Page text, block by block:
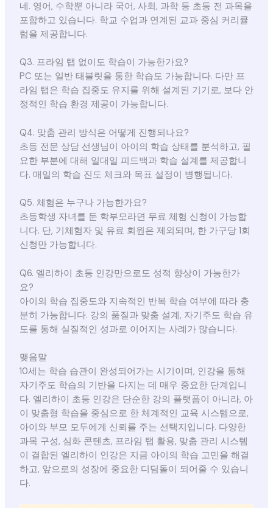
네. 영어, 수학뿐 아니라 국어, 사회, 과학 등 초등 전 과목을
포함하고 있습니다. 학교 수업과 연계된 교과 중심 커리큘
럼을 제공합니다.
Q3. 프라임 탭 없이도 학습이 가능한가요?
PC 또는 일반 태블릿을 통한 학습도 가능합니다. 다만 프
라임 탭은 학습 집중도 유지를 위해 설계된 기기로, 보다 안
정적인 학습 환경 제공이 가능합니다.
Q4. 맞춤 관리 방식은 어떻게 진행되나요?
초등 전문 상담 선생님이 아이의 학습 상태를 분석하고, 필
요한 부분에 대해 일대일 피드백과 학습 설계를 제공합니
다. 매일의 학습 진도 체크와 목표 설정이 병행됩니다.
Q5. 체험은 누구나 가능한가요?
초등학생 자녀를 둔 학부모라면 무료 체험 신청이 가능합
니다. 단, 기체험자 및 유료 회원은 제외되며, 한 가구당 1회
신청만 가능합니다.
Q6. 엘리하이 초등 인강만으로도 성적 향상이 가능한가
요?
아이의 학습 집중도와 지속적인 반복 학습 여부에 따라 충
분히 가능합니다. 강의 품질과 맞춤 설계, 자기주도 학습 유
도를 통해 실질적인 성과로 이어지는 사례가 많습니다.
맺음말
10세는 학습 습관이 완성되어가는 시기이며, 인강을 통해
자기주도 학습의 기반을 다지는 데 매우 중요한 단계입니
다. 엘리하이 초등 인강은 단순한 강의 플랫폼이 아니라, 아
이 맞춤형 학습을 중심으로 한 체계적인 교육 시스템으로,
아이와 부모 모두에게 신뢰를 주는 선택지입니다. 다양한
과목 구성, 심화 콘텐츠, 프라임 탭 활용, 맞춤 관리 시스템
이 결합된 엘리하이 인강은 지금 아이의 학습 고민을 해결
하고, 앞으로의 성장에 중요한 디딤돌이 되어줄 수 있습니
다.